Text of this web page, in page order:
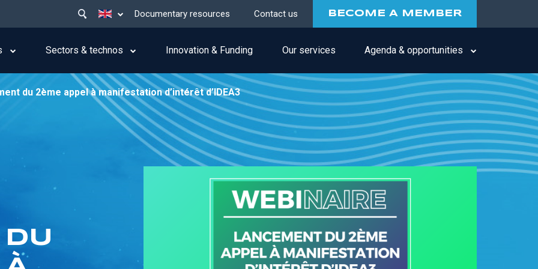
List additional actions
menu
top
Documentary resources Contact us BECOME A MEMBER
Sectors & technos Innovation & Funding Our services Agenda & opportunities
du 2ème appel à manifestation d’intérêt d’IDEA3